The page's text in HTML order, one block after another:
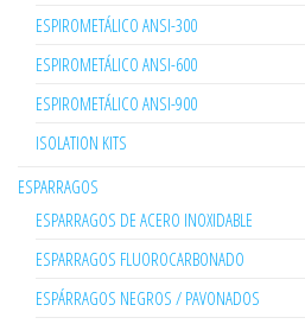
ESPIROMETÁLICO ANSI-300
ESPIROMETÁLICO ANSI-600
ESPIROMETÁLICO ANSI-900
ISOLATION KITS
ESPARRAGOS
ESPARRAGOS DE ACERO INOXIDABLE
ESPARRAGOS FLUOROCARBONADO
ESPÁRRAGOS NEGROS / PAVONADOS